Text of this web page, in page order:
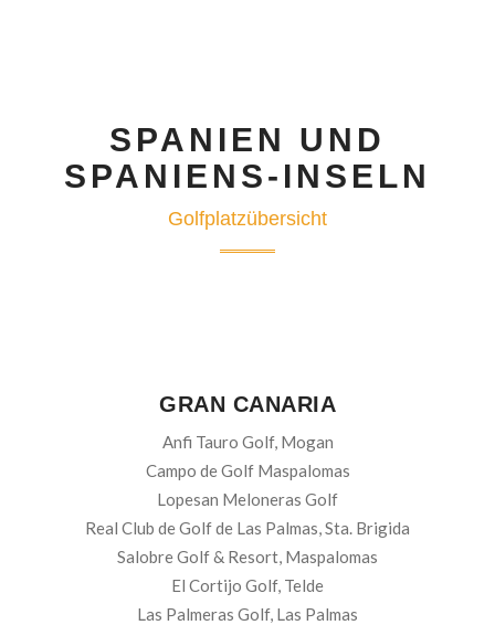
SPANIEN UND
SPANIENS-INSELN
Golfplatzübersicht
GRAN CANARIA
Anfi Tauro Golf, Mogan
Campo de Golf Maspalomas
Lopesan Meloneras Golf
Real Club de Golf de Las Palmas, Sta. Brigida
Salobre Golf & Resort, Maspalomas
El Cortijo Golf, Telde
Las Palmeras Golf, Las Palmas